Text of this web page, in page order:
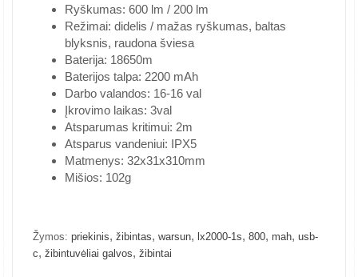
Ryškumas: 600 lm / 200 lm
Režimai: didelis / mažas ryškumas, baltas
blyksnis, raudona šviesa
Baterija: 18650m
Baterijos talpa: 2200 mAh
Darbo valandos: 16-16 val
Įkrovimo laikas: 3val
Atsparumas kritimui: 2m
Atsparus vandeniui: IPX5
Matmenys: 32x31x310mm
Mišios: 102g
Žymos: priekinis, žibintas, warsun, lx2000-1s, 800, mah, usb-
c, žibintuvėliai galvos, žibintai